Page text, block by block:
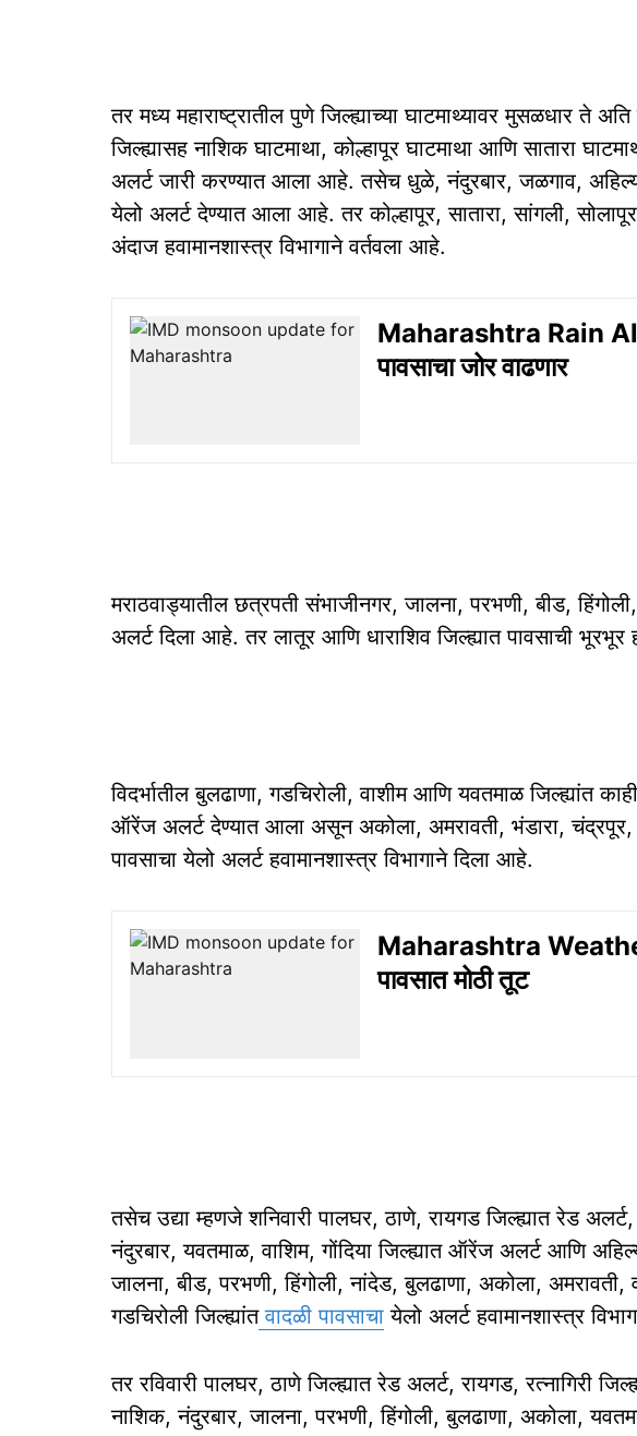
तर मध्य महाराष्ट्रातील पुणे जिल्ह्याच्या घाटमाथ्यावर मुसळधार ते
जिल्ह्यासह नाशिक घाटमाथा, कोल्हापूर घाटमाथा आणि सातारा
अलर्ट जारी करण्यात आला आहे. तसेच धुळे, नंदुरबार, जळगाव,
येलो अलर्ट देण्यात आला आहे. तर कोल्हापूर, सातारा, सांगली,
अंदाज हवामानशास्त्र विभागाने वर्तवला आहे.
Maharashtra Rain
पावसाचा जोर वाढणार
मराठवाड्यातील छत्रपती संभाजीनगर, जालना, परभणी, बीड,
अलर्ट दिला आहे. तर लातूर आणि धाराशिव जिल्ह्यात पावसाची
विदर्भातील बुलढाणा, गडचिरोली, वाशीम आणि यवतमाळ जिल्ह्यांत
ऑरेंज अलर्ट देण्यात आला असून अकोला, अमरावती, भंडारा, चंद्रपूर,
पावसाचा येलो अलर्ट हवामानशास्त्र विभागाने दिला आहे.
Maharashtra
पावसात मोठी तूट
तसेच उद्या म्हणजे शनिवारी पालघर, ठाणे, रायगड जिल्ह्यात रेड
नंदुरबार, यवतमाळ, वाशिम, गोंदिया जिल्ह्यात ऑरेंज अलर्ट आणि
जालना, बीड, परभणी, हिंगोली, नांदेड, बुलढाणा, अकोला, अमरावती,
गडचिरोली जिल्ह्यांतवादळी पावसाचा येलो अलर्ट हवामानशास्त्र
तर रविवारी पालघर, ठाणे जिल्ह्यात रेड अलर्ट, रायगड, रत्नागिरी
नाशिक, नंदुरबार, जालना, परभणी, हिंगोली, बुलढाणा, अकोला,